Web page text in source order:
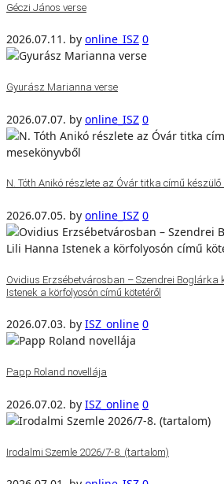
Géczi János verse
2026.07.11. by online_ISZ 0
Gyurász Marianna verse
2026.07.07. by online_ISZ 0
N. Tóth Anikó részlete az Óvár titka című készülő
2026.07.05. by online_ISZ 0
Ovidius Erzsébetvárosban – Szendrei Boglárka
Istenek a körfolyosón című kötetéről
2026.07.03. by ISZ_online 0
Papp Roland novellája
2026.07.02. by ISZ_online 0
Irodalmi Szemle 2026/7-8. (tartalom)